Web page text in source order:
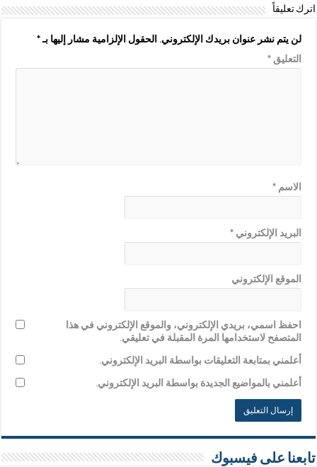
اترك تعليقاً
لن يتم نشر عنوان بريدك الإلكتروني. الحقول الإلزامية مشار إليها بـ*
التعليق*
الاسم*
البريد الإلكتروني*
الموقع الإلكتروني
احفظ اسمي، بريدي الإلكتروني، والموقع الإلكتروني في هذا
المتصفح لاستخدامها المرة المقبلة في تعليقي.
أعلمني بمتابعة التعليقات بواسطة البريد الإلكتروني.
أعلمني بالمواضيع الجديدة بواسطة البريد الإلكتروني.
تابعنا على فيسبوك